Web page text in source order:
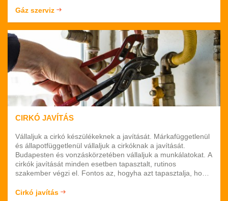
Budapesten és Pest megyében. Kérjük keressen minket
Gáz szerviz
CIRKÓ JAVÍTÁS
Vállaljuk a cirkó készülékeknek a javítását. Márkafüggetlenül
és állapotfüggetlenül vállaljuk a cirkóknak a javítását.
Budapesten és vonzáskörzetében vállaljuk a munkálatokat. A
cirkók javítását minden esetben tapasztalt, rutinos
szakember végzi el. Fontos az, hogyha azt tapasztalja, hogy
működő kazán komoly további problémákat tud okozni. Épp
Cirkó javítás